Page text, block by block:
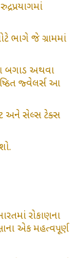
ભાગે જે ગ્રામમાં
બગાડ અથવા
જ્વેલર્સ આ
અને સેલ્સ ટેક્સ
રોકાણના
એક મહત્વપૂર્ણ